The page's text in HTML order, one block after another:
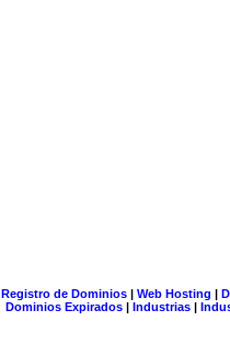
Registro de Dominios| Web Hosting |
Dominios Expirados | Industrias |